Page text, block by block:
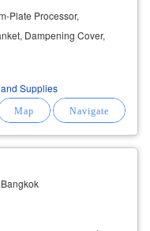
Plate Processor,
Dampening Cover,
Supplies